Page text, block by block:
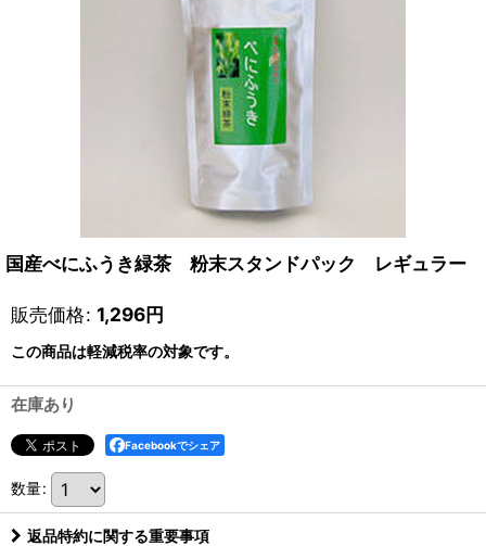
国産べにふうき緑茶 粉末スタンドパック レギュラー
販売価格: 1,296円
この商品は軽減税率の対象です。
在庫あり
Facebookでシェア
数量:
返品特約に関する重要事項